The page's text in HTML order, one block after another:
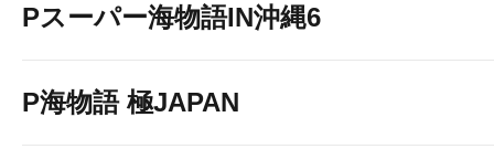
－神奈川県－
anagawa/espace-
Pスーパー海物語IN沖縄6
P海物語 極JAPAN